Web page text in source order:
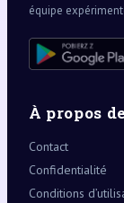
équipe
À propos
Contact
Confidentialité
Conditions